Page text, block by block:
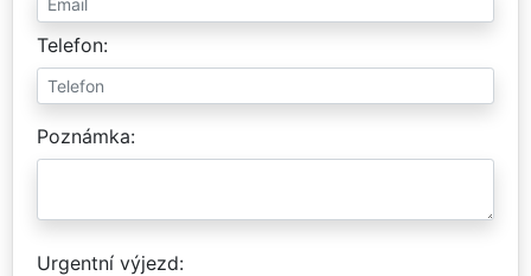
Telefon
Poznámka
Urgentní výjezd